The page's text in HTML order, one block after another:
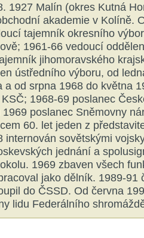
1927 Malín (okres Kutná
akademie v Kolíně.
tajemník okresního
1961-66 vedoucí
jihomoravského
ústředního výboru, od
a od srpna 1968 do května
1968-69 poslanec
poslanec Sněmovny
60. let jeden z
internován sovětskými
jednání a
1969 zbaven všech
jako dělník. 1989-91
do ČSSD. Od června
lidu Federálního